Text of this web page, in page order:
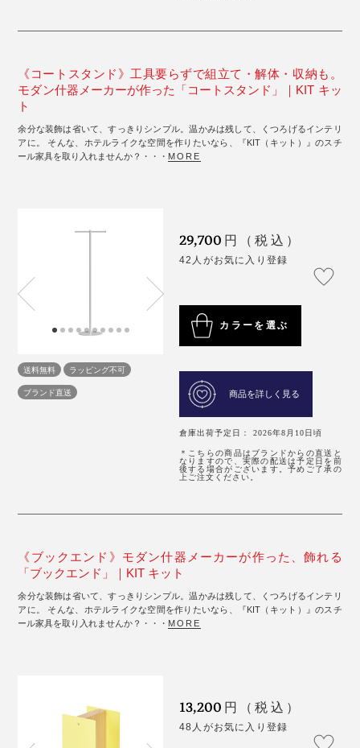
《コートスタンド》工具要らずで組立て・解体・収納も。
モダン什器メーカーが作った「コートスタンド」｜KIT キッ
ト
余分な装飾は省いて、すっきりシンプル。温かみは残して、くつろげるインテリ
アに。 そんな、ホテルライクな空間を作りたいなら、『KIT（キット）』のスチ
ール家具を取り入れませんか？・・・ MORE
送料無料
ラッピング不可
ブランド直送
29,700 円（税込）
42人がお気に入り登録
カラーを選ぶ
商品を詳しく見る
倉庫出荷予定日： 2026年8月10日頃
＊こちらの商品はブランドからの直送と
なりますので、実際の配送は予定日を前
後する場合がございます。予めご了承の
上ご注文ください。
《ブックエンド》モダン什器メーカーが作った、飾れる
「ブックエンド」｜KIT キット
余分な装飾は省いて、すっきりシンプル。温かみは残して、くつろげるインテリ
アに。 そんな、ホテルライクな空間を作りたいなら、『KIT（キット）』のスチ
ール家具を取り入れませんか？・・・ MORE
13,200 円（税込）
48人がお気に入り登録